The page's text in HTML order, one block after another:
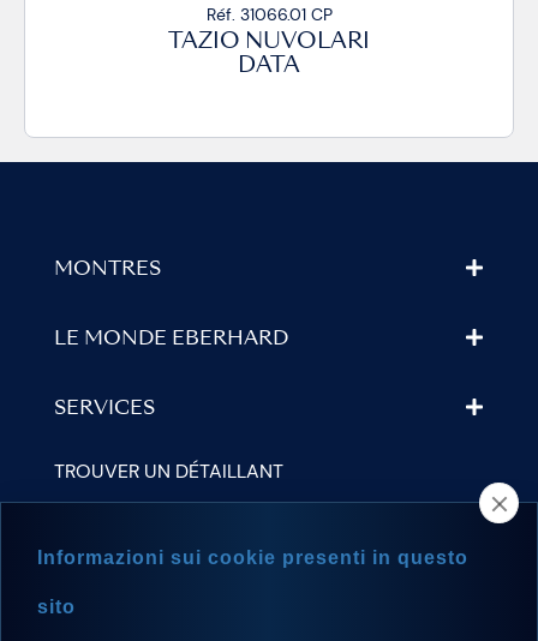
Réf. 31066.01 CP
TAZIO NUVOLARI
DATA
MONTRES
LE MONDE EBERHARD
SERVICES
TROUVER UN DÉTAILLANT
Informazioni sui cookie presenti in questo
sito